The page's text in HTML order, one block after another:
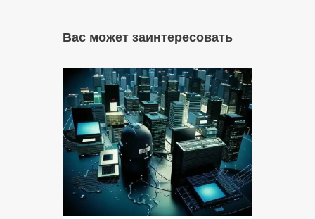
Вас может заинтересовать